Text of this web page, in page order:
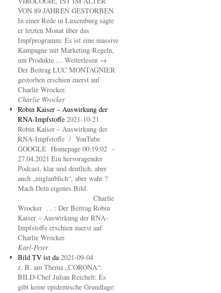
VON 89 JAHREN GESTORBEN.
In einer Rede in Luxemburg sagte
er letzten Monat über das
Impfprogramm: Es ist eine massive
Kampagne mit Marketing-Regeln,
um Produkte … Weiterlesen →
Der Beitrag LUC MONTAGNIER
gestorben erschien zuerst auf
Charlie Wrocker.
Charlie Wrocker
Robin Kaiser – Auswirkung der
RNA-Impfstoffe 2021-10-21
Robin Kaiser – Auswirkung der
RNA-Impfstoffe / YouTube
GOOGLE Homepage 00:19:02 –
27.04.2021 Ein hervoragender
Podcast, klar und deutlich, aber
auch „unglaublich“, aber wahr ?
Mach Dein eigenes Bild.
. Charlie
Wrocker . . : Der Beitrag Robin
Kaiser – Auswirkung der RNA-
Impfstoffe erschien zuerst auf
Charlie Wrocker.
Karl-Peter
Bild TV ist da 2021-09-04
z. B. am Thema „CORONA“:
BILD-Chef Julian Reichelt: Es
gibt keine epidemische Grundlage: